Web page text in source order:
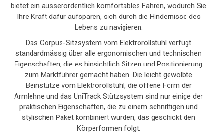
bietet ein ausserordentlich komfortables Fahren, wodurch Sie
Ihre Kraft dafür aufsparen, sich durch die Hindernisse des
Lebens zu navigieren.
Das Corpus-Sitzsystem vom Elektrorollstuhl verfügt
standardmässig über alle ergonomischen und technischen
Eigenschaften, die es hinsichtlich Sitzen und Positionierung
zum Marktführer gemacht haben. Die leicht gewölbte
Beinstütze vom Elektrorollstuhl, die offene Form der
Armlehne und das UniTrack Stützsystem sind nur einige der
praktischen Eigenschaften, die zu einem schnittigen und
stylischen Paket kombiniert wurden, das geschickt den
Körperformen folgt.